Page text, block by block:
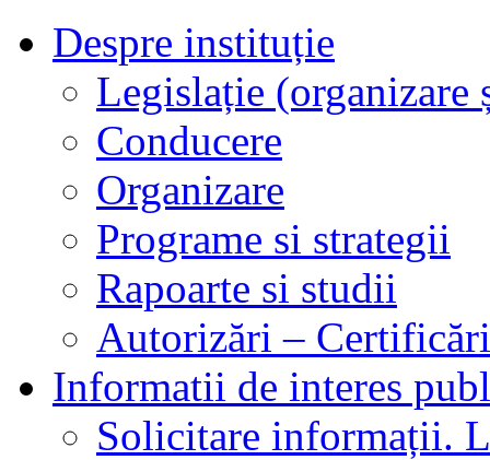
Despre instituție
Legislație
Conducere
Organizare
Programe si strategii
Rapoarte si studii
Autorizări –
Informatii de interes
Solicitare informații.